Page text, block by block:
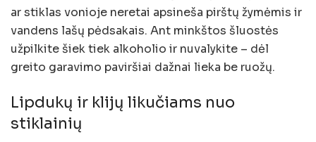
ar stiklas vonioje neretai apsineša pirštų žymėmis ir
vandens lašų pėdsakais. Ant minkštos šluostės
užpilkite šiek tiek alkoholio ir nuvalykite – dėl
greito garavimo paviršiai dažnai lieka be ruožų.
Lipdukų ir klijų likučiams nuo
stiklainių